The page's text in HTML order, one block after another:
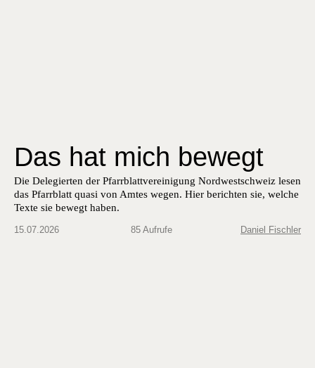
Das hat mich bewegt
Die Delegierten der Pfarrblattvereinigung Nordwestschweiz lesen
das Pfarrblatt quasi von Amtes wegen. Hier berichten sie, welche
Texte sie bewegt haben.
15.07.2026 85 Aufrufe Daniel Fischler